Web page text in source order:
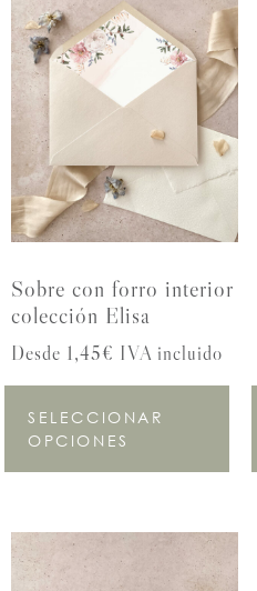
Sobre con forro interior
colección Elisa
Desde 1,45€ IVA incluido
SELECCIONAR
OPCIONES